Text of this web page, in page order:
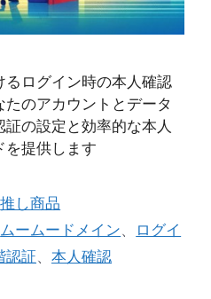
ログイン時の本人確認
のアカウントとデータ
の設定と効率的な本人
を提供します
推し商品
ムームードメイン、
ログイ
認証、 本人確認